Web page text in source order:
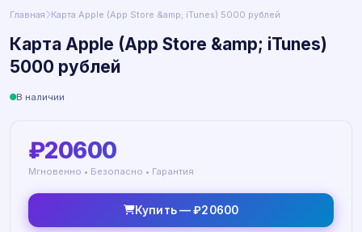
Главная Карта Apple (App Store &amp; iTunes) 5000 рублей
Карта Apple (App Store &amp; iTunes)
5000 рублей
В наличии
₽20600
Мгновенно • Безопасно • Гарантия
Купить — ₽20600